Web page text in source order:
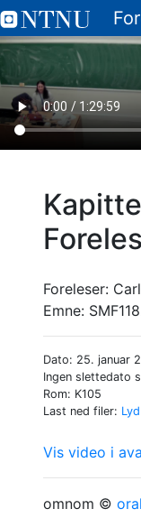
Foreleser:
Emne:
Dato: 25. januar
Ingen slettedato
Rom: K105
Last ned filer: Lyd
Vis video i
omnom ©